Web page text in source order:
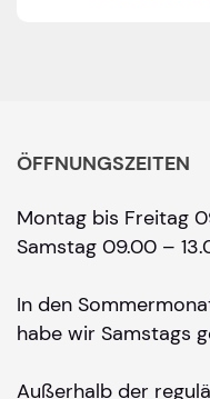
ÖFFNUNGSZEITEN
Montag bis Freitag
Samstag 09.00 –
In den
habe wir Samstags
Außerhalb der